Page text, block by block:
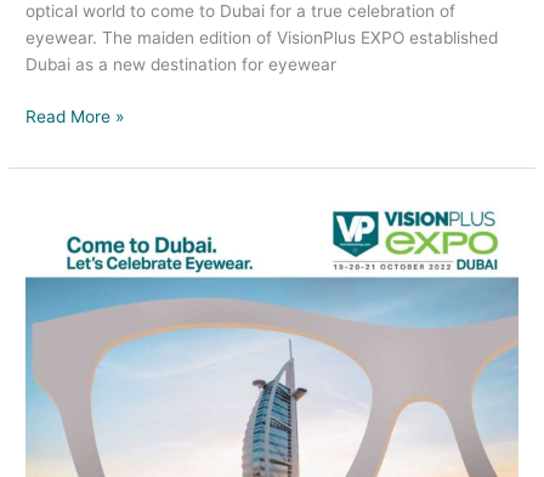
optical world to come to Dubai for a true celebration of
eyewear. The maiden edition of VisionPlus EXPO established
Dubai as a new destination for eyewear
Read More »
استعد
وأفضل